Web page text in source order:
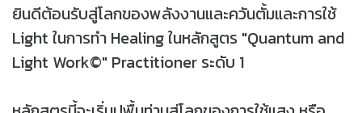
ยินดีต้อนรับสู่โลกของพลังงานและควันตั้มและการใช้
Light ในการทำ Healing ในหลักสูตร "Quantum and
Light Work©" Practitioner ระดับ 1